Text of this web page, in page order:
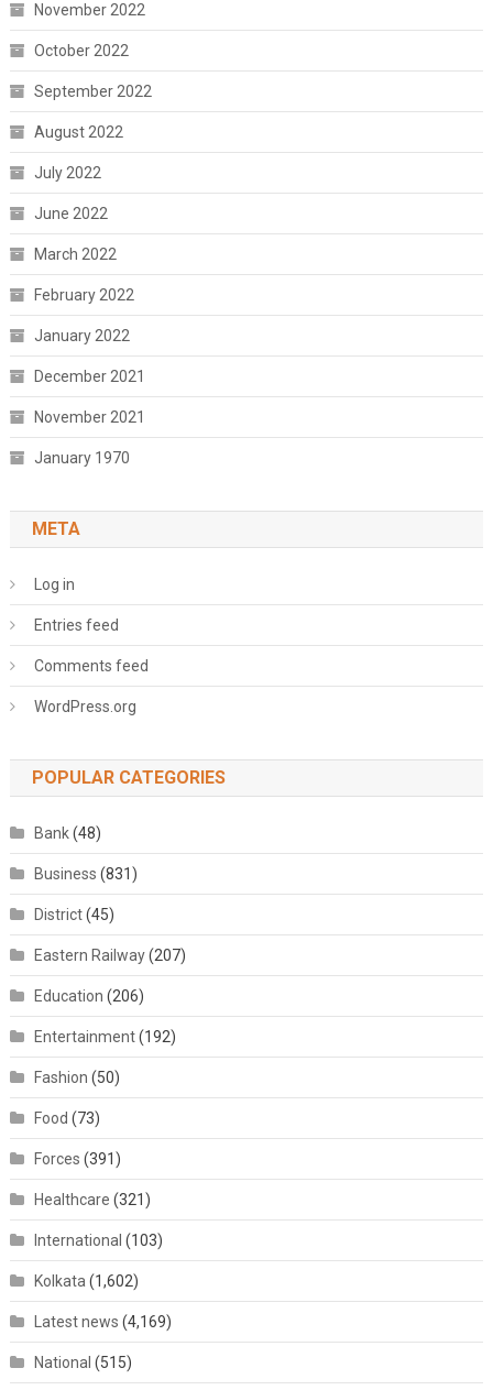
November 2022
October 2022
September 2022
August 2022
July 2022
June 2022
March 2022
February 2022
January 2022
December 2021
November 2021
January 1970
META
Log in
Entries feed
Comments feed
WordPress.org
POPULAR CATEGORIES
Bank(48)
Business (831)
District(45)
Eastern Railway(207)
Education (206)
Entertainment(192)
Fashion (50)
Food (73)
Forces (391)
Healthcare (321)
International (103)
Kolkata (1,602)
Latest news (4,169)
National (515)